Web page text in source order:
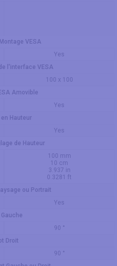
VESA
Yes
l'interface VESA
100 x 100
Amovible
Yes
Hauteur
Yes
de Hauteur
100 mm
10 cm
3.937 in
0.3281 ft
ou Portrait
Yes
90 °
Droit
90 °